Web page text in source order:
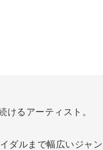
けるアーティスト。
ダルまで幅広いジャン